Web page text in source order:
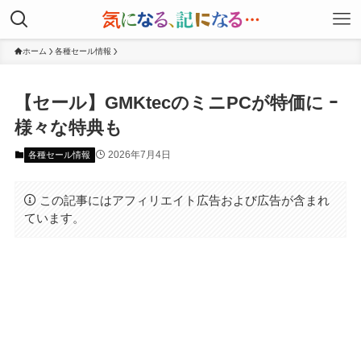
ホーム 各種セール情報
【セール】GMKtecのミニPCが特価に ｰ
様々な特典も
各種セール情報 2026年7月4日
この記事にはアフィリエイト広告および広告が含まれ
ています。